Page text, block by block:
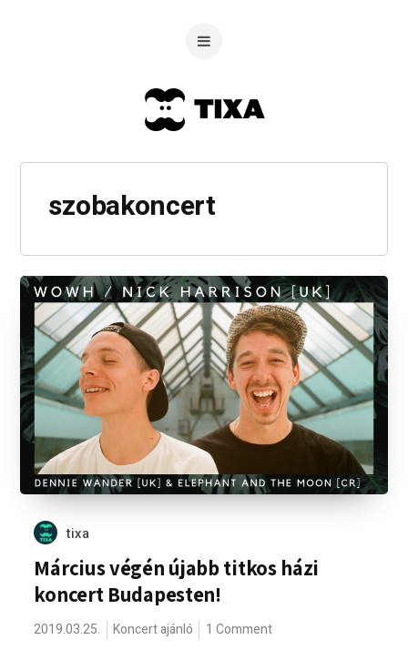
szobakoncert
tixa
Március végén újabb titkos házi
koncert Budapesten!
2019.03.25. Koncert ajánló 1 Comment